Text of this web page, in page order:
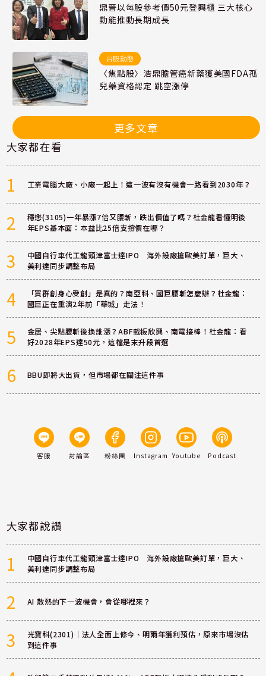
鼎晉以每股參考價50元登興櫃 三大核心
動能推動長期成長
台股動態
〈焦點股〉浩鼎膽管癌新藥獲美國FDA孤
兒藥資格認定 跳空漲停
更多文章
大家都在看
1 工業電腦大廠、小廠一起上！這一波有沒有機會一路看到2030年？
2
穩懋(3105)一年暴漲7倍又腰斬，跌出價值了嗎？杜金龍看懂明後
年EPS基本面：本益比25倍支撐價在哪？
3
中國自行車代工龍頭津富士達IPO 海外設廠搶歐美訂單，巨大、
美利達同步調整布局
4
「買群創身心受創」是真的？南亞科、國巨腰斬怎麼辦？杜金龍：
國巨正在重演2年前「華城」走法！
5
金居、尖點腰斬後換誰漲？ABF載板欣興、南電接棒！杜金龍：看
好2028年EPS達50元，這檔是末升段首選
6 BBU即將大出貨，但市場都在關注這件事
客服 討論區 粉絲團 Instagram Youtube Podcast
大家都說讚
1
中國自行車代工龍頭津富士達IPO 海外設廠搶歐美訂單，巨大、
美利達同步調整布局
2 AI 散熱的下一波機會，會從哪裡來？
3
光寶科(2301)｜法人全面上修今、明兩年獲利預估，原來市場沒估
到這件事